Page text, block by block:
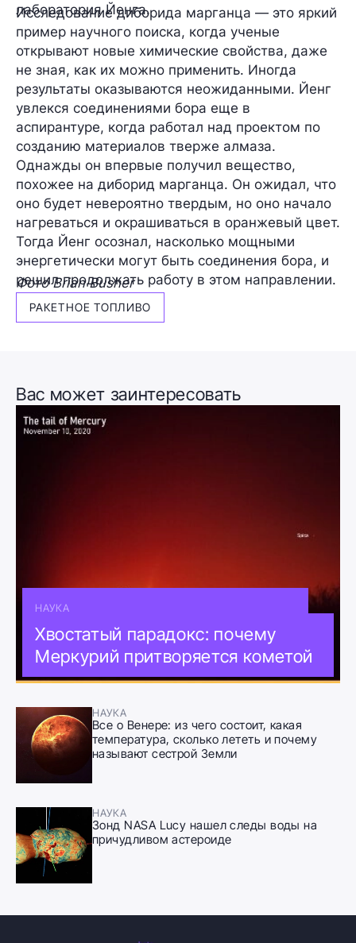
лаборатория Йенга.
Исследование диборида марганца — это яркий
пример научного поиска, когда ученые
открывают новые химические свойства, даже
не зная, как их можно применить. Иногда
результаты оказываются неожиданными. Йенг
увлекся соединениями бора еще в
аспирантуре, когда работал над проектом по
созданию материалов тверже алмаза.
Однажды он впервые получил вещество,
похожее на диборид марганца. Он ожидал, что
оно будет невероятно твердым, но оно начало
нагреваться и окрашиваться в оранжевый цвет.
Тогда Йенг осознал, насколько мощными
энергетически могут быть соединения бора, и
решил продолжать работу в этом направлении.
Фото Brian Busher
РАКЕТНОЕ ТОПЛИВО
Вас может заинтересовать
НАУКА
Хвостатый парадокс: почему
Меркурий притворяется кометой
НАУКА
Все о Венере: из чего состоит, какая
температура, сколько лететь и почему
называют сестрой Земли
НАУКА
Зонд NASA Lucy нашел следы воды на
причудливом астероиде